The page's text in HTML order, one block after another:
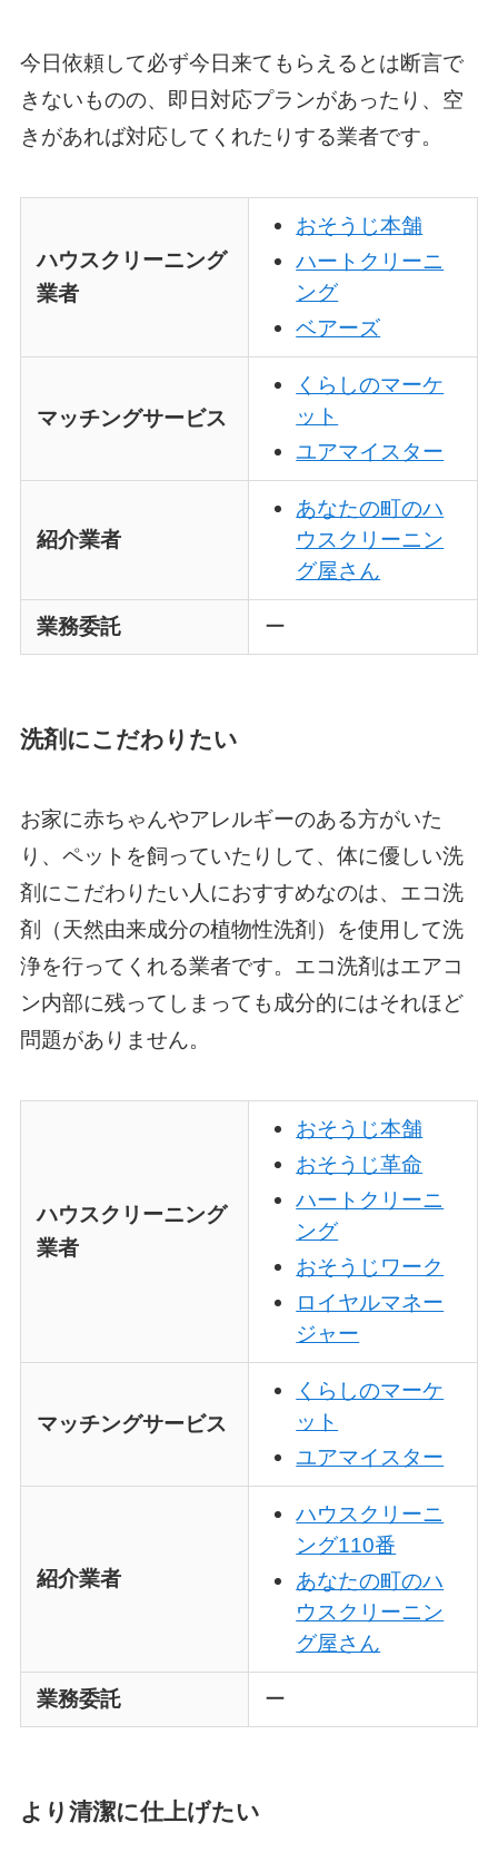
今日依頼して必ず今日来てもらえるとは断言で
きないものの、即日対応プランがあったり、空
きがあれば対応してくれたりする業者です。
ハウスクリーニング
業者
おそうじ本舗
ハートクリーニ
ング
ベアーズ
マッチングサービス
くらしのマーケ
ット
ユアマイスター
紹介業者
あなたの町のハ
ウスクリーニン
グ屋さん
業務委託 ー
洗剤にこだわりたい
お家に赤ちゃんやアレルギーのある方がいた
り、ペットを飼っていたりして、体に優しい洗
剤にこだわりたい人におすすめなのは、エコ洗
剤（天然由来成分の植物性洗剤）を使用して洗
浄を行ってくれる業者です。エコ洗剤はエアコ
ン内部に残ってしまっても成分的にはそれほど
問題がありません。
ハウスクリーニング
業者
おそうじ本舗
おそうじ革命
ハートクリーニ
ング
おそうじワーク
ロイヤルマネー
ジャー
マッチングサービス
くらしのマーケ
ット
ユアマイスター
紹介業者
ハウスクリーニ
ング110番
あなたの町のハ
ウスクリーニン
グ屋さん
業務委託 ー
より清潔に仕上げたい